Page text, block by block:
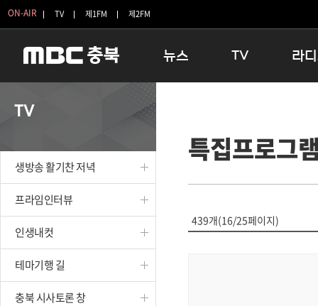
ON-AIR TV 제1FM 제2FM
뉴스
보은
옥천
TV
인생내컷
테마기행 길
시청자 FLEX
특집프로그램
라
16:00 완
우리 고
TV
생방송 활기찬 저녁
프라임인터뷰
인생내컷
테마기행 길
충북 시사토론 창
특집프로그
439개(16/25페이지)